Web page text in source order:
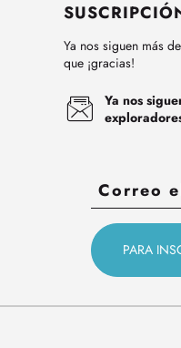
Ya nos siguen más
que ¡gracias!
Ya nos